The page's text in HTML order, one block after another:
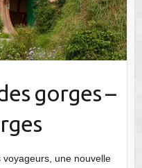
gorges –
une nouvelle